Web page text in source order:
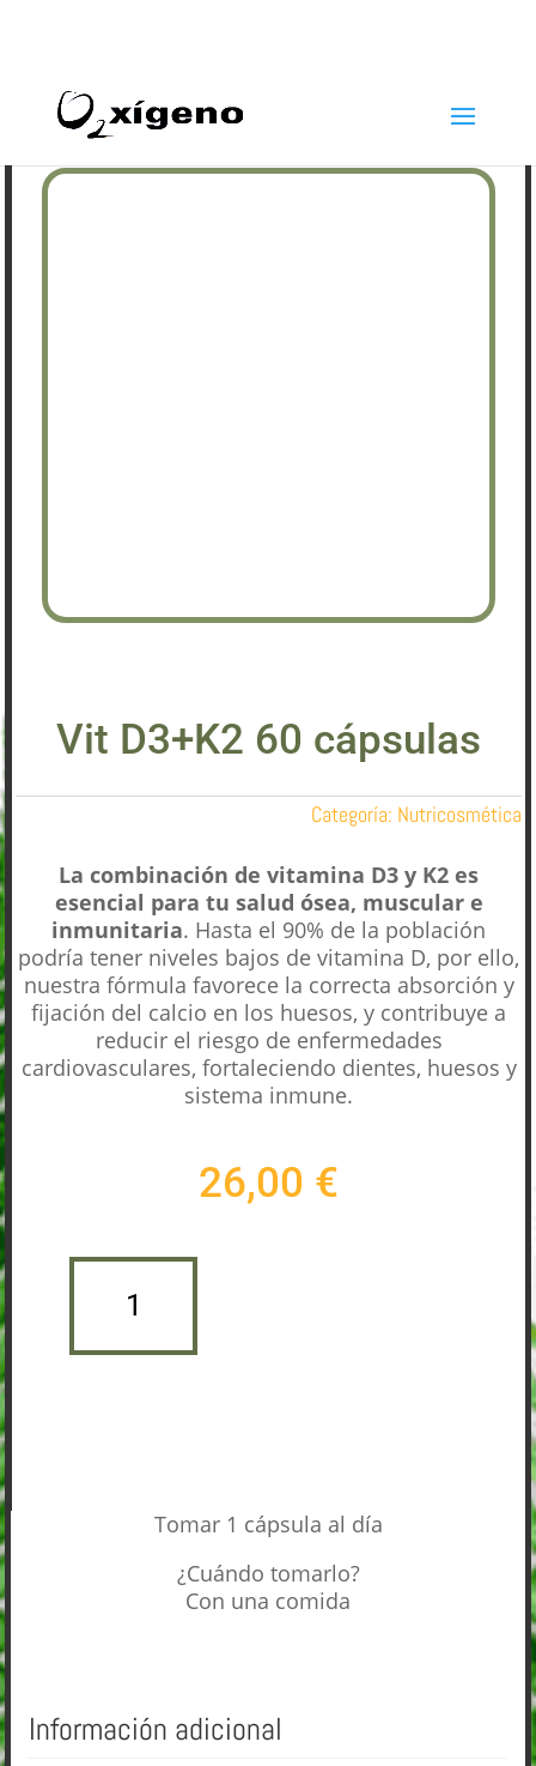
Vit D3+K2 60 cápsulas
Categoría: Nutricosmética
La combinación de vitamina D3 y K2 es
esencial para tu salud ósea, muscular e
inmunitaria. Hasta el 90% de la población
podría tener niveles bajos de vitamina D, por ello,
nuestra fórmula favorece la correcta absorción y
fijación del calcio en los huesos, y contribuye a
reducir el riesgo de enfermedades
cardiovasculares, fortaleciendo dientes, huesos y
sistema inmune.
26,00 €
VIT
D3+K2
CÁPSULAS
Tomar 1 cápsula al día
¿Cuándo tomarlo?
Con una comida
Información adicional